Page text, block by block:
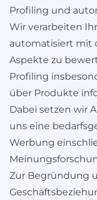
Profiling und
Wir verarbeiten
automatisiert mit
Aspekte zu
Profiling
über Produkte
Dabei setzen wir
uns eine
Werbung
Zur Begründung